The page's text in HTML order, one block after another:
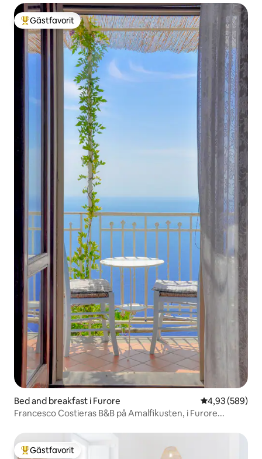
Populär gästfavorit
Gästfavorit
Bed and breakfast i Furore 4,93 av 5 i
4,93 (589)
Francesco Costieras B&B på Amalfikusten, i Furore...
Populär gästfavorit
Gästfavorit